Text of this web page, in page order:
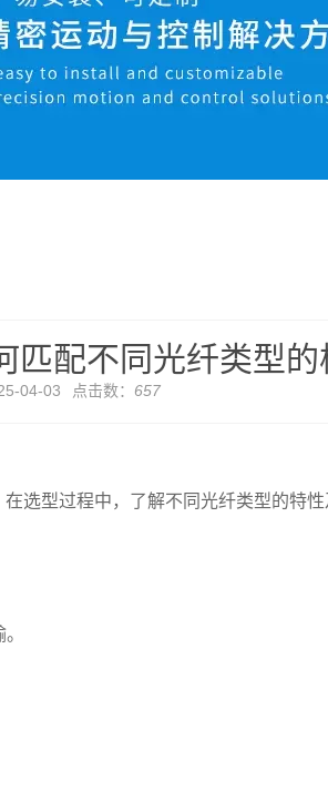
配不同光纤类型的
04-03 点击数： 657
选型过程中，了解不同光纤类型的特性